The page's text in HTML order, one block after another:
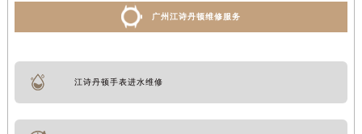
广州江诗丹顿维修服务
江诗丹顿手表进水维修